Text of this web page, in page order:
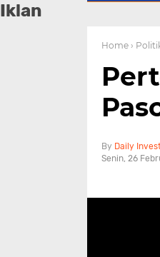
Iklan
Home ›
Daily
Senin, 26